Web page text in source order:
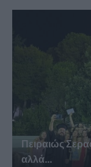
Πειραιώς
αλλά...